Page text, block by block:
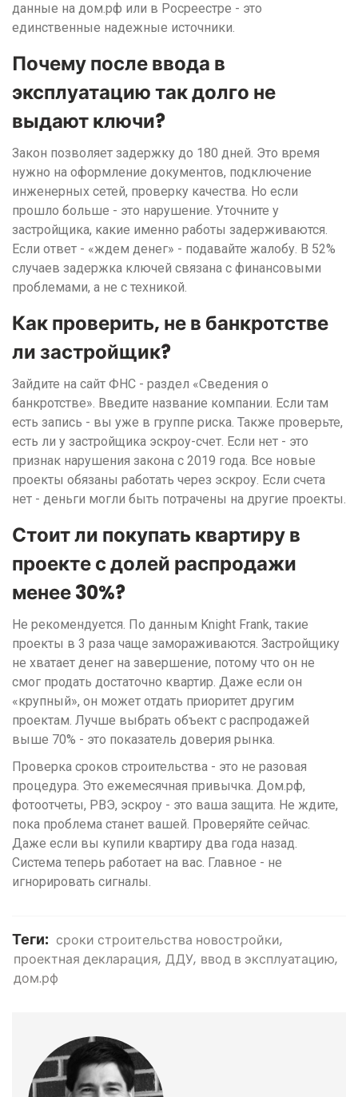
данные на дом.рф или в Росреестре - это
единственные надежные источники.
Почему после ввода в
эксплуатацию так долго не
выдают ключи?
Закон позволяет задержку до 180 дней. Это время
нужно на оформление документов, подключение
инженерных сетей, проверку качества. Но если
прошло больше - это нарушение. Уточните у
застройщика, какие именно работы задерживаются.
Если ответ - «ждем денег» - подавайте жалобу. В 52%
случаев задержка ключей связана с финансовыми
проблемами, а не с техникой.
Как проверить, не в банкротстве
ли застройщик?
Зайдите на сайт ФНС - раздел «Сведения о
банкротстве». Введите название компании. Если там
есть запись - вы уже в группе риска. Также проверьте,
есть ли у застройщика эскроу-счет. Если нет - это
признак нарушения закона с 2019 года. Все новые
проекты обязаны работать через эскроу. Если счета
нет - деньги могли быть потрачены на другие проекты.
Стоит ли покупать квартиру в
проекте с долей распродажи
менее 30%?
Не рекомендуется. По данным Knight Frank, такие
проекты в 3 раза чаще замораживаются. Застройщику
не хватает денег на завершение, потому что он не
смог продать достаточно квартир. Даже если он
«крупный», он может отдать приоритет другим
проектам. Лучше выбрать объект с распродажей
выше 70% - это показатель доверия рынка.
Проверка сроков строительства - это не разовая
процедура. Это ежемесячная привычка. Дом.рф,
фотоотчеты, РВЭ, эскроу - это ваша защита. Не ждите,
пока проблема станет вашей. Проверяйте сейчас.
Даже если вы купили квартиру два года назад.
Система теперь работает на вас. Главное - не
игнорировать сигналы.
Теги: сроки строительства новостройки
проектная декларация ДДУ ввод в эксплуатацию
дом.рф